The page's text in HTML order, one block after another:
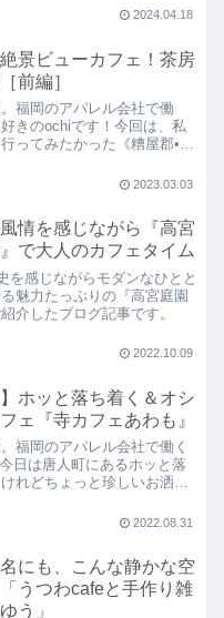
オータニからも程近い、住吉
2024.04.18
絶景ビューカフェ！茶房
前編］
福岡のアパレル会社で働
きのochiです！今回は、私
ってみたかった《糟屋郡•篠
2023.03.03
情を感じながら『高宮
で大人のカフェタイム
を感じながらモダンなひとと
魅力たっぷりの『高宮庭園
介したブログ記事です。
2022.10.09
】ホッと落ち着く＆オシ
ェ『寺カフェあわも』
福岡のアパレル会社で働く
日は唐人町にあるホッと落
れどちょっと珍しいお洒落
2022.08.31
にも、こんな静かな空
うつわcafeと手作り雑
う」